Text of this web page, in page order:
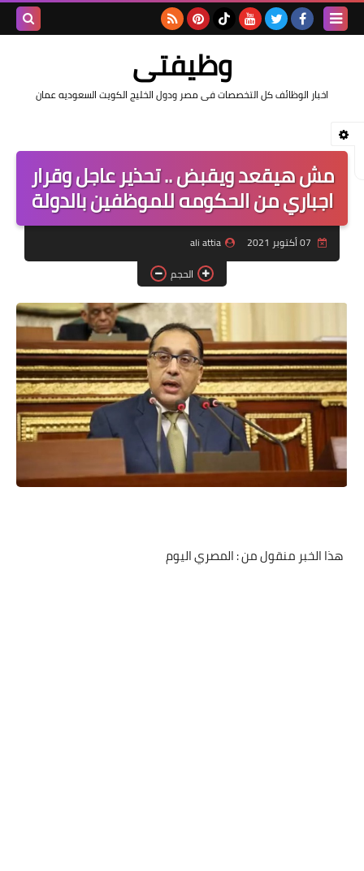
وظيفتى
اخبار الوظائف كل التخصصات فى مصر ودول الخليج الكويت السعوديه عمان
مش هيقعد ويقبض .. تحذير عاجل وقرار
اجباري من الحكومه للموظفين بالدولة
ali attia
الحجم
هذا الخبر منقول من : المصري اليوم